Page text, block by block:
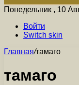
Понедельник , 10
Войти
Switch skin
Главная/тамаго
тамаго